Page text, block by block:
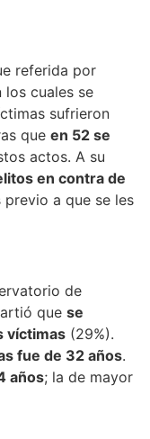
referida por
los cuales se
sufrieron
que en 52 se
actos. A su
en contra de
a que se les
de
que se
víctimas (29%).
fue de 32 años.
años; la de mayor